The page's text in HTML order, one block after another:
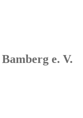
e. V.